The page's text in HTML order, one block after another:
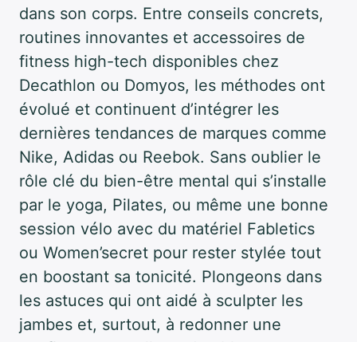
dans son corps. Entre conseils concrets,
routines innovantes et accessoires de
fitness high-tech disponibles chez
Decathlon ou Domyos, les méthodes ont
évolué et continuent d’intégrer les
dernières tendances de marques comme
Nike, Adidas ou Reebok. Sans oublier le
rôle clé du bien-être mental qui s’installe
par le yoga, Pilates, ou même une bonne
session vélo avec du matériel Fabletics
ou Women’secret pour rester stylée tout
en boostant sa tonicité. Plongeons dans
les astuces qui ont aidé à sculpter les
jambes et, surtout, à redonner une